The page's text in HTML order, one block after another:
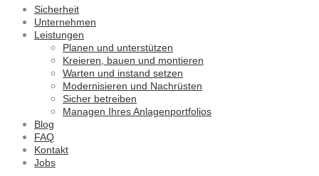
Sicherheit
Unternehmen
Leistungen
Planen und unterstützen
Kreieren, bauen und montieren
Warten und instand setzen
Modernisieren und Nachrüsten
Sicher betreiben
Managen Ihres Anlagenportfolios
Blog
FAQ
Kontakt
Jobs